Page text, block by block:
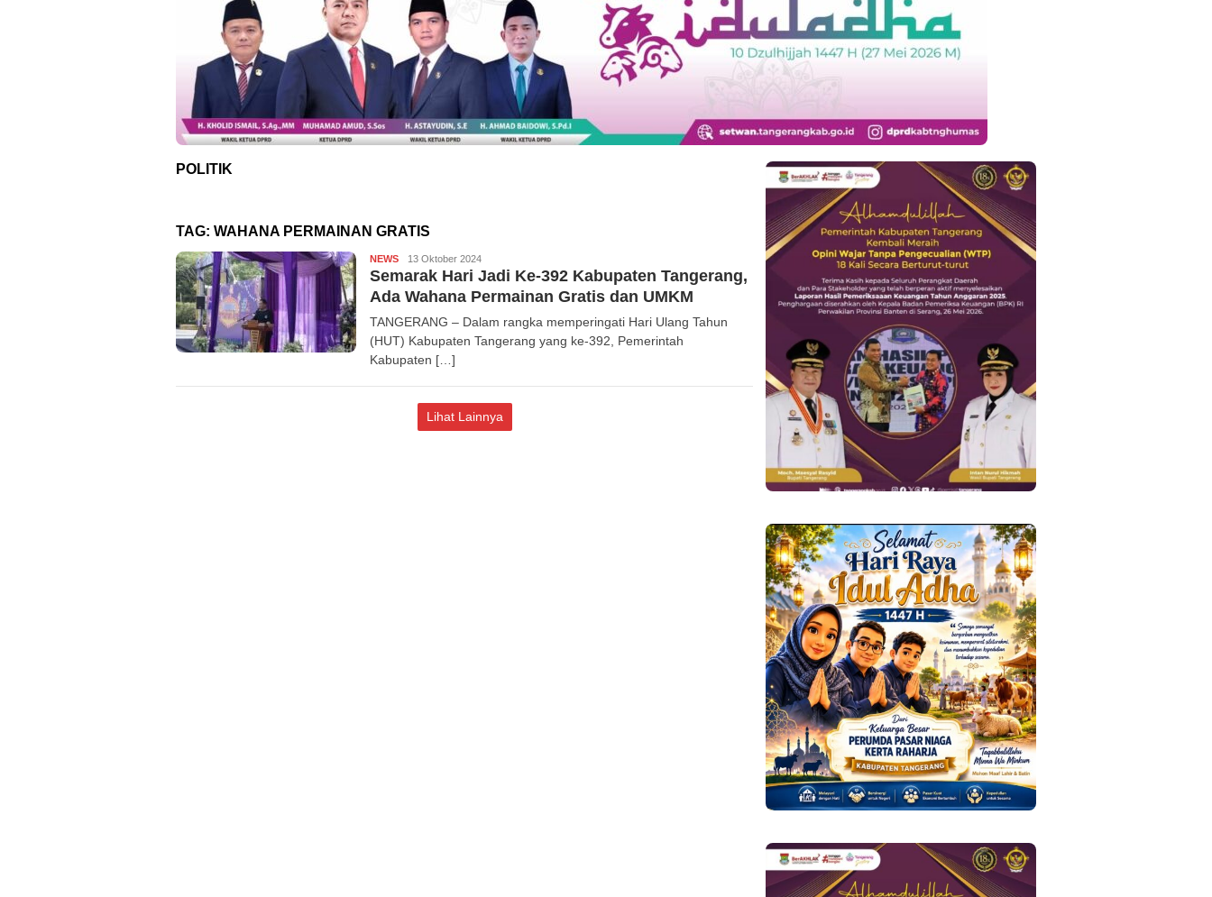
POLITIK
TAG: WAHANA PERMAINAN GRATIS
NEWS Redaksi
13 Oktober 2024
Semarak Hari Jadi Ke-392 Kabupaten Tangerang,
Ada Wahana Permainan Gratis dan UMKM
TANGERANG – Dalam rangka memperingati Hari Ulang Tahun
(HUT) Kabupaten Tangerang yang ke-392, Pemerintah
Kabupaten […]
Lihat Lainnya